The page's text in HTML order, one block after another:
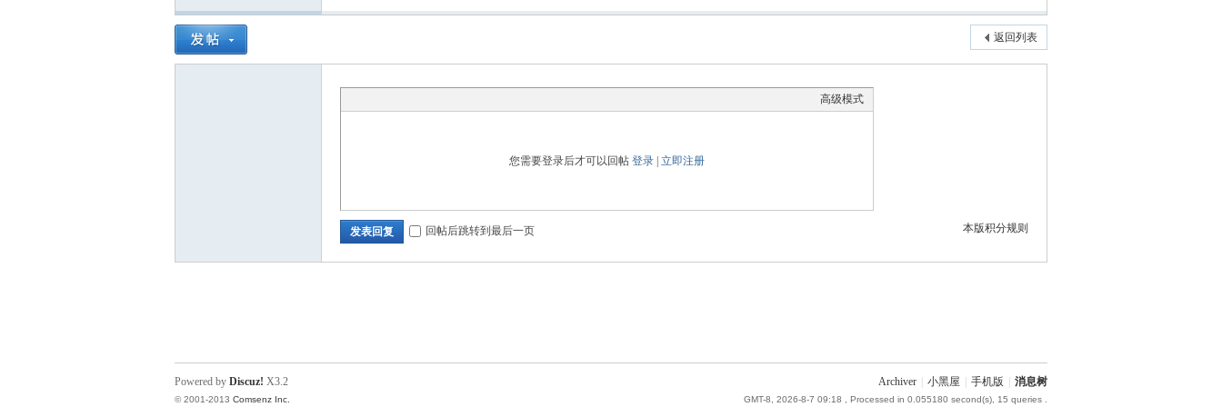
返回列表
高级模式
您需要登录后才可以回帖 登录 立即注册
本版积分规则
发表回复 回帖后跳转到最后一页
Archiver 小黑屋 手机版 消息树
GMT-8, 2026-8-7 09:18 , Processed in 0.055180 second(s), 15 queries .
Powered by Discuz! X3.2
© 2001-2013 Comsenz Inc.